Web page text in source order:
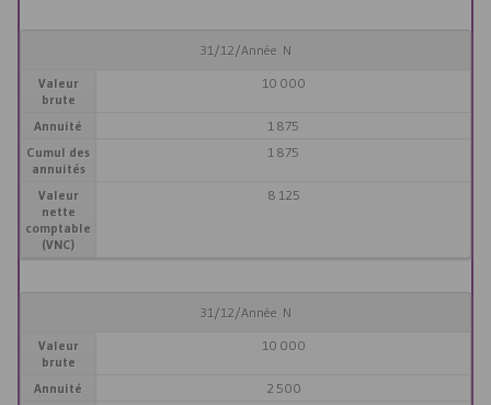
31/12/Année N
Valeur
brute
10 000
Annuité
1 875
Cumul des
annuités
1 875
Valeur
nette
comptable
(VNC)
8 125
31/12/Année N
Valeur
brute
10 000
Annuité
2 500